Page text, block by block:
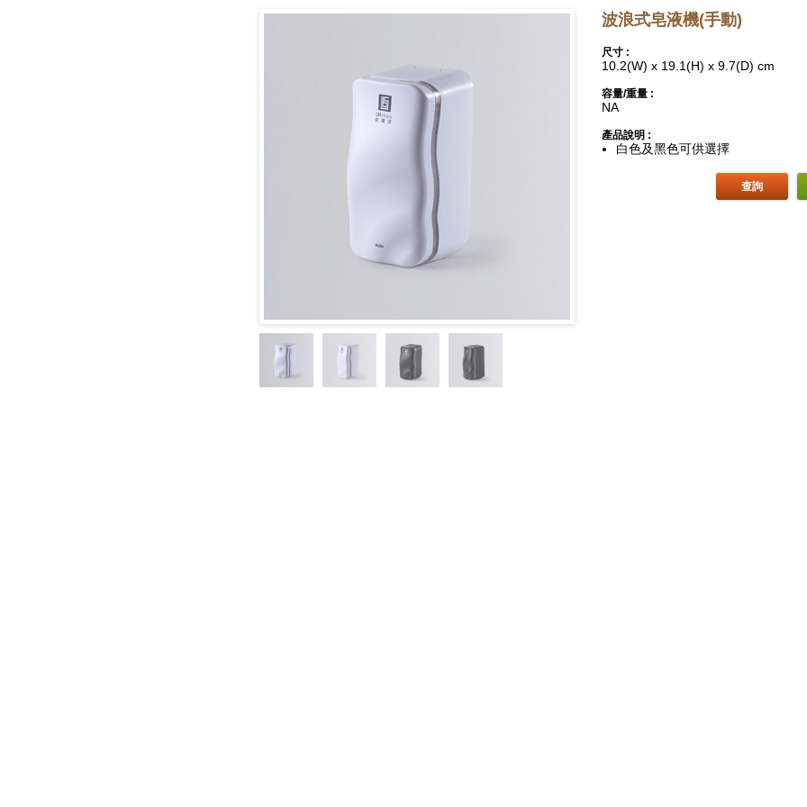
波浪式皂液機(手動)
尺寸 :
10.2(W) x 19.1(H) x 9.7(D) cm
容量/重量 :
NA
產品說明 :
白色及黑色可供選擇
查詢